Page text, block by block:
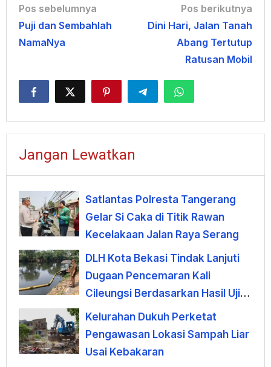
Navigasi
pos
Pos sebelumnya
Puji dan Sembahlah
NamaNya
Pos berikutnya
Dini Hari, Jalan Tanah
Abang Tertutup
Ratusan Mobil
Jangan Lewatkan
Satlantas Polresta Tangerang
Gelar Si Caka di Titik Rawan
Kecelakaan Jalan Raya Serang
DLH Kota Bekasi Tindak Lanjuti
Dugaan Pencemaran Kali
Cileungsi Berdasarkan Hasil Uji
Laboratorium
Kelurahan Dukuh Perketat
Pengawasan Lokasi Sampah Liar
Usai Kebakaran